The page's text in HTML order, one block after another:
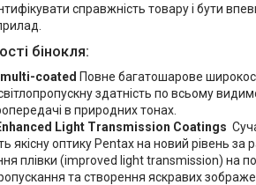
справжність товару і бути
бінокля:
coated Повне багатошарове
здатність по всьому
в природних тонах.
Light Transmission Coatings
якісну оптику Pentax на новий рівень за
плівки (improved light transmission) на
та створення яскравих